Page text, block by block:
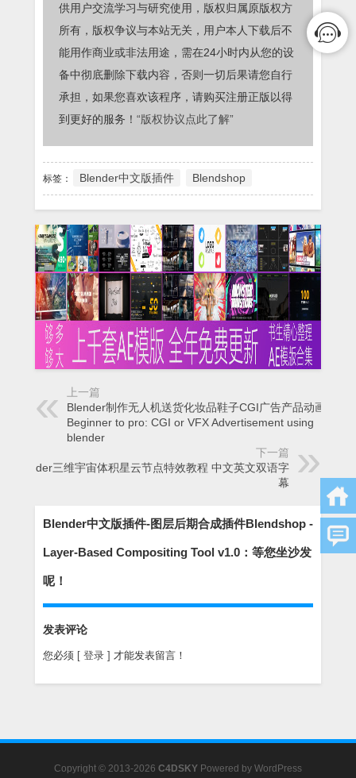
供用户交流学习与研究使用，版权归属原版权方
所有，版权争议与本站无关，用户本人下载后不
能用作商业或非法用途，需在24小时内从您的设
备中彻底删除下载内容，否则一切后果请您自行
承担，如果您喜欢该程序，请购买注册正版以得
到更好的服务！ “版权协议点此了解”
标签： Blender中文版插件 Blendshop
上一篇
Blender制作无人机送货化妆品鞋子CGI广告产品动画教程
Beginner to pro: CGI or VFX Advertisement using
blender
下一篇
Blender三维宇宙体积星云节点特效教程 中文英文双语字
幕
Blender中文版插件-图层后期合成插件Blendshop -
Layer-Based Compositing Tool v1.0：等您坐沙发
呢！
发表评论
您必须 [ 登录 ] 才能发表留言！
Copyright © 2013-2026 C4DSKY Powered by WordPress